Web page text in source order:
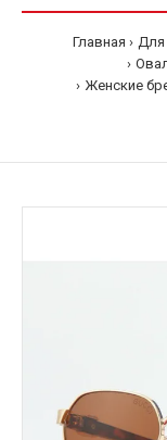
Главная Для
Женские